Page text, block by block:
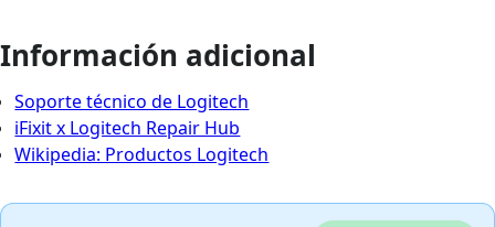
Información adicional
Soporte técnico de Logitech
iFixit x Logitech Repair Hub
Wikipedia: Productos Logitech